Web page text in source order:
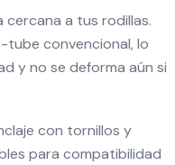
cercana a tus rodillas.
tube convencional, lo
y no se deforma aún si
con tornillos y
para compatibilidad